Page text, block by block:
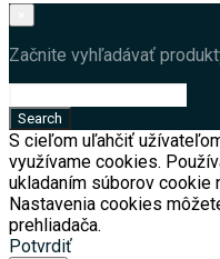
Začnite vyhľadávať
S cieľom uľahčiť
využívame cookies.
ukladaním súborov cookie
Nastavenia cookies
prehliadača.
Potvrdiť